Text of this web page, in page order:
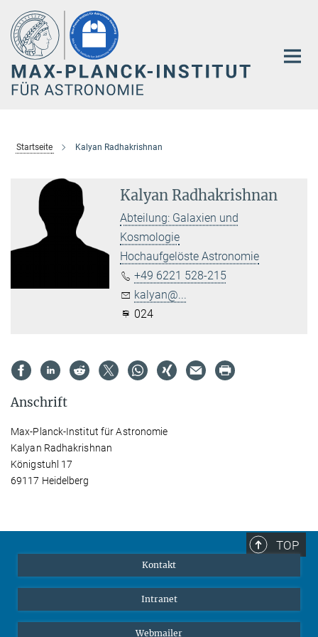
Hauptinhalt
Startseite Kalyan Radhakrishnan
Kalyan Radhakrishnan
Abteilung: Galaxien und
Kosmologie
Hochaufgelöste Astronomie
+49 6221 528-215
kalyan@...
024
Anschrift
Max-Planck-Institut für Astronomie
Kalyan Radhakrishnan
Königstuhl 17
69117 Heidelberg
TOP
Kontakt
Intranet
Webmailer